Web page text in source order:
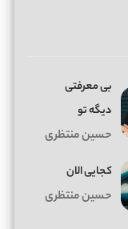
بی معرفتی
دیگه تو
حسین منتظری
کجایی الان
حسین منتظری